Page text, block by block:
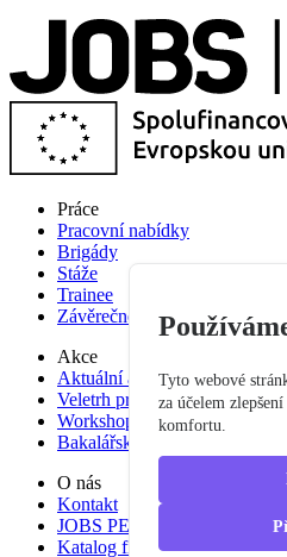
Práce
Pracovní nabídky
Brigády
Stáže
Trainee
Závěrečné práce
Akce
Aktuální akce
Veletrh pracovních příležitostí
Workshop studium pro praxi
Bakalářská praxe
O nás
Kontakt
JOBS PEF
Katalog firem
Tyto webové
za účelem
komfortu.